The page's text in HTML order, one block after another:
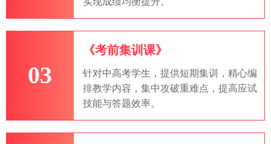
03
《考前集训课》
针对中高考学生，提供短期集训，精心编
排教学内容，集中攻破重难点，提高应试
技能与答题效率。